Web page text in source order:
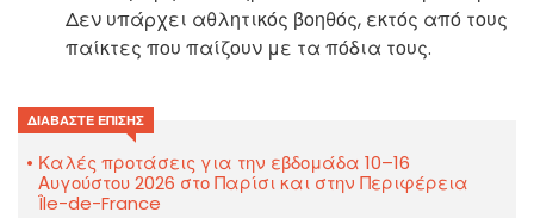
Δεν υπάρχει αθλητικός βοηθός, εκτός από τους
παίκτες που παίζουν με τα πόδια τους.
ΔΙΑΒΆΣΤΕ ΕΠΊΣΗΣ
Καλές προτάσεις για την εβδομάδα 10–16
Αυγούστου 2026 στο Παρίσι και στην Περιφέρεια
Île-de-France